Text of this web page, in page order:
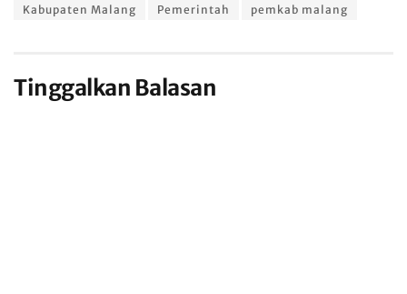
Kabupaten Malang Pemerintah pemkab malang
Tinggalkan Balasan